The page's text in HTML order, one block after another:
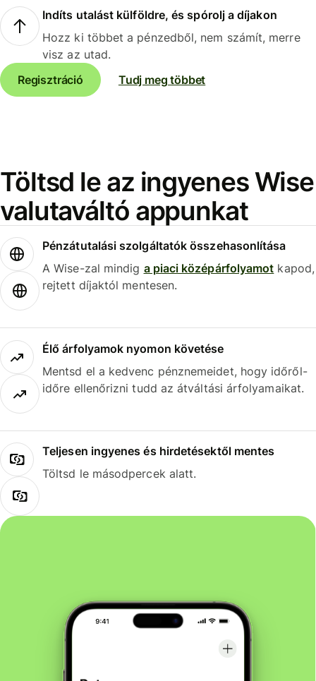
Indíts utalást külföldre, és spórolj a díjakon
Hozz ki többet a pénzedből, nem számít, merre
visz az utad.
Regisztráció
Tudj meg többet
Töltsd le az ingyenes Wise
valutaváltó appunkat
Pénzátutalási szolgáltatók összehasonlítása
A Wise-zal mindig a piaci középárfolyamot kapod,
rejtett díjaktól mentesen.
Élő árfolyamok nyomon követése
Mentsd el a kedvenc pénznemeidet, hogy időről-
időre ellenőrizni tudd az átváltási árfolyamaikat.
Teljesen ingyenes és hirdetésektől mentes
Töltsd le másodpercek alatt.